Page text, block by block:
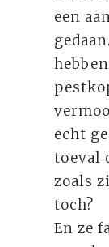
een
echt
toeval
zoals
toch?
En ze